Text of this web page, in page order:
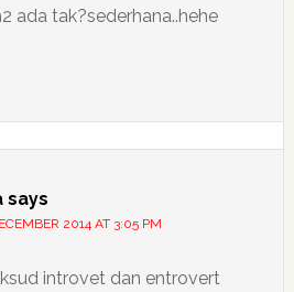
ada tak?sederhana..hehe
says
2014 AT 3:05 PM
introvet dan entrovert